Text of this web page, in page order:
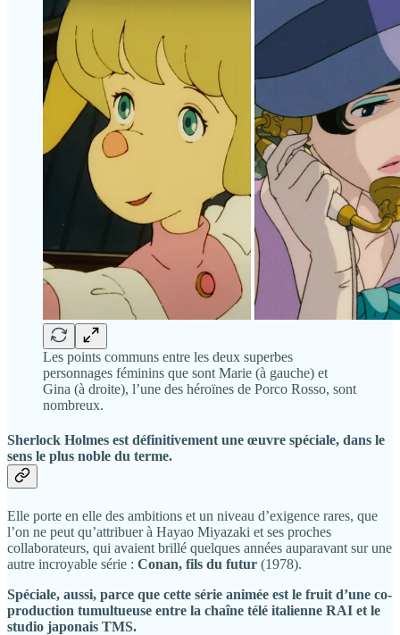
Les points communs entre les deux superbes
personnages féminins que sont Marie (à gauche) et
Gina (à droite), l’une des héroïnes de Porco Rosso, sont
nombreux.
Sherlock Holmes est définitivement une œuvre spéciale, dans le
sens le plus noble du terme.
Elle porte en elle des ambitions et un niveau d’exigence rares, que
l’on ne peut qu’attribuer à Hayao Miyazaki et ses proches
collaborateurs, qui avaient brillé quelques années auparavant sur une
autre incroyable série : Conan, fils du futur (1978).
Spéciale, aussi, parce que cette série animée est le fruit d’une co-
production tumultueuse entre la chaîne télé italienne RAI et le
studio japonais TMS.